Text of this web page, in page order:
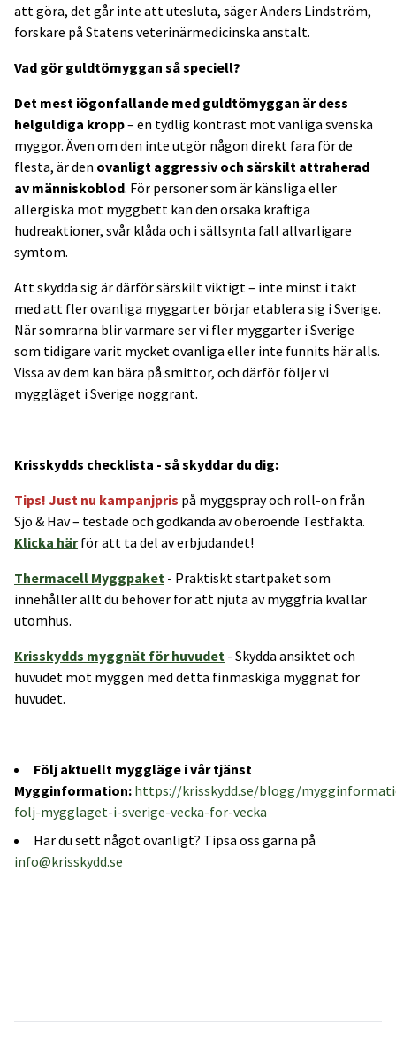
att göra, det går inte att utesluta, säger Anders Lindström,
forskare på Statens veterinärmedicinska anstalt.
Vad gör guldtömyggan så speciell?
Det mest iögonfallande med guldtömyggan är dess
helguldiga kropp– en tydlig kontrast mot vanliga svenska
myggor. Även om den inte utgör någon direkt fara för de
flesta, är den ovanligt aggressiv och särskilt attraherad
av människoblod. För personer som är känsliga eller
allergiska mot myggbett kan den orsaka kraftiga
hudreaktioner, svår klåda och i sällsynta fall allvarligare
symtom.
Att skydda sig är därför särskilt viktigt – inte minst i takt
med att fler ovanliga myggarter börjar etablera sig i Sverige.
När somrarna blir varmare ser vi fler myggarter i Sverige
som tidigare varit mycket ovanliga eller inte funnits här alls.
Vissa av dem kan bära på smittor, och därför följer vi
myggläget i Sverige noggrant.
Krisskydds checklista - så skyddar du dig:
Tips! Just nu kampanjpris på myggspray och roll-on från
Sjö & Hav – testade och godkända av oberoende Testfakta.
Klicka härför att ta del av erbjudandet!
Thermacell Myggpaket - Praktiskt startpaket som
innehåller allt du behöver för att njuta av myggfria kvällar
utomhus.
Krisskydds myggnät för huvudet - Skydda ansiktet och
huvudet mot myggen med detta finmaskiga myggnät för
huvudet.
Följ aktuellt myggläge i vår tjänst
Mygginformation: https://krisskydd.se/blogg/
folj-mygglaget-i-sverige-vecka-for-vecka
Har du sett något ovanligt? Tipsa oss gärna på
info@krisskydd.se